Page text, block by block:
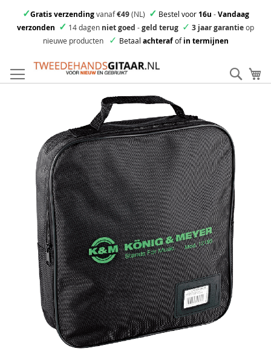
✓Gratis verzendingvanaf€49(NL) ✓ Bestel voor16u -Vandaag
verzonden ✓ 14 dagen niet goed -geld terug ✓ 3 jaar garantieop
nieuwe producten
✓ Betaal achterafofin termijnen
direct
door
images